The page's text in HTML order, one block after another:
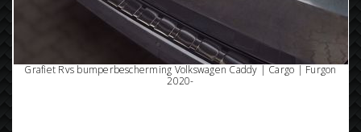
Grafiet Rvs bumperbescherming Volkswagen Caddy | Cargo | Furgon
2020-